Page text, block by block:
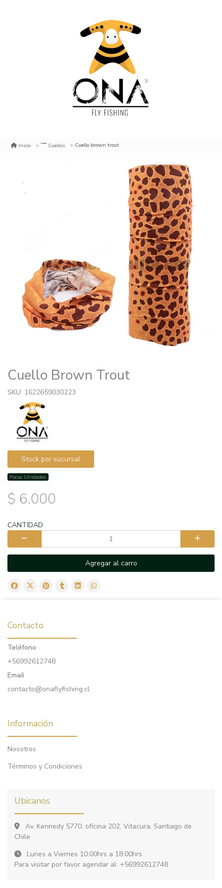
Inicio Cuellos Cuello brown trout
Cuello Brown Trout
SKU: 1622659030223
Stock por sucursal
Pocas Unidades.
$ 6.000
CANTIDAD
Agregar al carro
Contacto
Teléfono
+56992612748
Email
contacto@onaflyfishing.cl
Información
Nosotros
Términos y Condiciones
Ubicanos
Av. Kennedy 5770, oficina 202, Vitacura, Santiago de
Chile
Lunes a Viernes 10:00hrs a 18:00hrs
Para visitar por favor agendar al: +56992612748